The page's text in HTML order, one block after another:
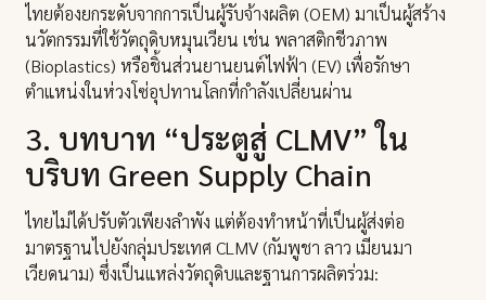
ไทยต้องยกระดับจากการเป็นผู้รับจ้างผลิต (OEM) มาเป็นผู้สร้าง
นวัตกรรมที่ใช้วัตถุดิบหมุนเวียน เช่น พลาสติกชีวภาพ
(Bioplastics) หรือชิ้นส่วนยานยนต์ไฟฟ้า (EV) เพื่อรักษา
ตำแหน่งในห่วงโซ่อุปทานโลกที่กำลังเปลี่ยนผ่าน
3. บทบาท “ประตูสู่ CLMV” ใน
บริบท Green Supply Chain
ไทยไม่ได้ปรับตัวเพียงลำพัง แต่ต้องทำหน้าที่เป็นผู้ส่งต่อ
มาตรฐานไปยังกลุ่มประเทศ CLMV (กัมพูชา ลาว เมียนมา
เวียดนาม) ซึ่งเป็นแหล่งวัตถุดิบและฐานการผลิตร่วม: